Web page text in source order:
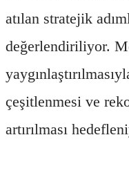
atılan stratejik
değerlendiriliyor.
çeşitlenmesi ve
artırılması